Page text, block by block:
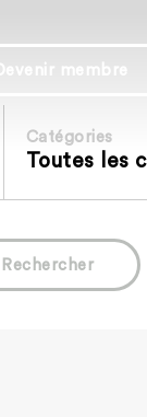
Devenir membre
Catégories
Toutes les
Rechercher